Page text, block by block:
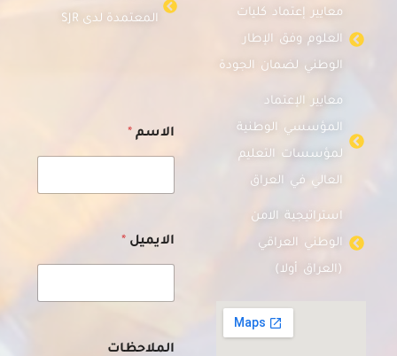
معايير إعتماد كليات
العلوم وفق الإطار
الوطني لضمان الجودة
معايير الإعتماد
المؤسسي الوطنية
لمؤسسات التعليم
العالي في العراق
استراتيجية الامن
الوطني العراقي
(العراق أولا)
المعتمدة لدى SJR
ل
ا
م
ظ
الاسم *
الايميل *
الملاحظات